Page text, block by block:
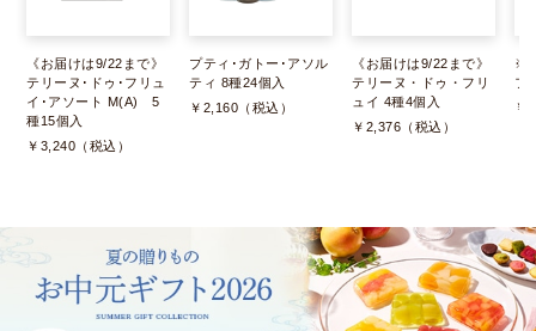
《お届けは9/22まで》
テリーヌ･ドゥ･フリュ
イ･アソート M(A) 5
種15個入
￥3,240（税込）
プティ･ガトー･アソル
ティ 8種24個入
￥2,160（税込）
《お届けは9/22まで》
テリーヌ・ドゥ・フリ
ュイ 4種4個入
￥2,376（税込）
※
フ
￥